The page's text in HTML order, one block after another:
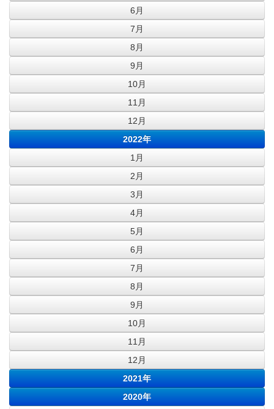
6月
7月
8月
9月
10月
11月
12月
2022年
1月
2月
3月
4月
5月
6月
7月
8月
9月
10月
11月
12月
2021年
2020年